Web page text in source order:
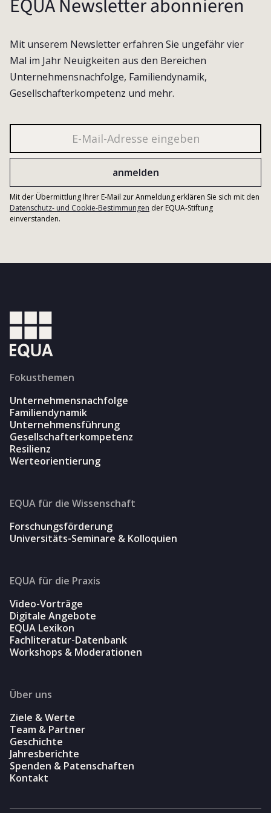
EQUA Newsletter abonnieren
Mit unserem Newsletter erfahren Sie ungefähr vier
Mal im Jahr Neuigkeiten aus den Bereichen
Unternehmensnachfolge, Familiendynamik,
Gesellschafterkompetenz und mehr.
Mit der Übermittlung Ihrer E-Mail zur Anmeldung erklären Sie sich mit den
Datenschutz- und Cookie-Bestimmungen der EQUA-Stiftung
einverstanden.
Fokusthemen
Unternehmensnachfolge
Familiendynamik
Unternehmensführung
Gesellschafterkompetenz
Resilienz
Werteorientierung
EQUA für die Wissenschaft
Forschungsförderung
Universitäts-Seminare & Kolloquien
EQUA für die Praxis
Video-Vorträge
Digitale Angebote
EQUA Lexikon
Fachliteratur-Datenbank
Workshops & Moderationen
Über uns
Ziele & Werte
Team & Partner
Geschichte
Jahresberichte
Spenden & Patenschaften
Kontakt